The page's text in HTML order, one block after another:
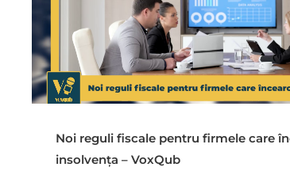
Noi reguli fiscale pentru firmele care
insolvența – VoxQub